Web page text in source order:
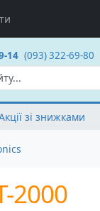
14 (093) 322-69-80
зі знижками
2000